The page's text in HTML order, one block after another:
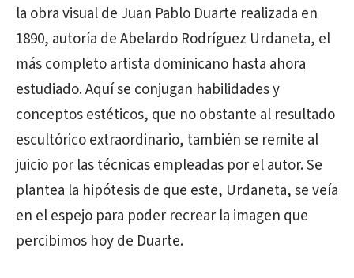
la obra visual de Juan Pablo Duarte realizada en
1890, autoría de Abelardo Rodríguez Urdaneta, el
más completo artista dominicano hasta ahora
estudiado. Aquí se conjugan habilidades y
conceptos estéticos, que no obstante al resultado
escultórico extraordinario, también se remite al
juicio por las técnicas empleadas por el autor. Se
plantea la hipótesis de que este, Urdaneta, se veía
en el espejo para poder recrear la imagen que
percibimos hoy de Duarte.